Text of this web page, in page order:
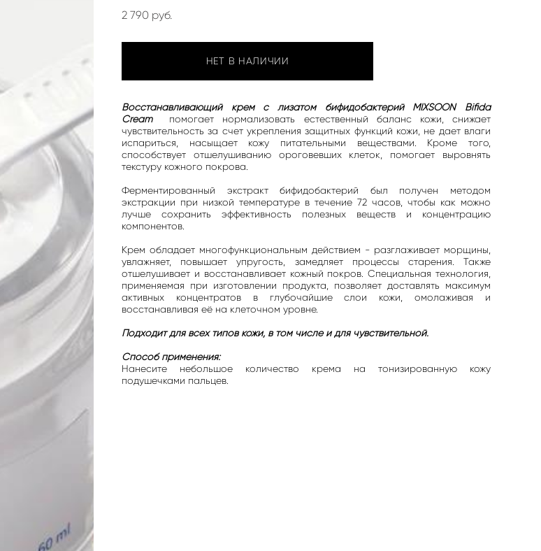
2 790 pуб.
НЕТ В НАЛИЧИИ
Восстанавливающий крем с лизатом бифидобактерий MIXSOON Bifida
Cream помогает нормализовать естественный баланс кожи, снижает
чувствительность за счет укрепления защитных функций кожи, не дает влаги
испариться, насыщает кожу питательными веществами. Кроме того,
способствует отшелушиванию ороговевших клеток, помогает выровнять
текстуру кожного покрова.
Ферментированный экстракт бифидобактерий был получен методом
экстракции при низкой температуре в течение 72 часов, чтобы как можно
лучше сохранить эффективность полезных веществ и концентрацию
компонентов.
Крем обладает многофункциональным действием - разглаживает морщины,
увлажняет, повышает упругость, замедляет процессы старения. Также
отшелушивает и восстанавливает кожный покров. Специальная технология,
применяемая при изготовлении продукта, позволяет доставлять максимум
активных концентратов в глубочайшие слои кожи, омолаживая и
восстанавливая её на клеточном уровне.
Подходит для всех типов кожи, в том числе и для чувствительной.
Способ применения:
Нанесите небольшое количество крема на тонизированную кожу
подушечками пальцев.